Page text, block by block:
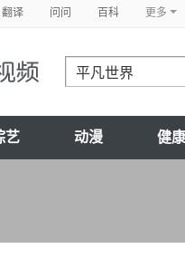
翻译 问问 百科 更多
艺 动漫 健康